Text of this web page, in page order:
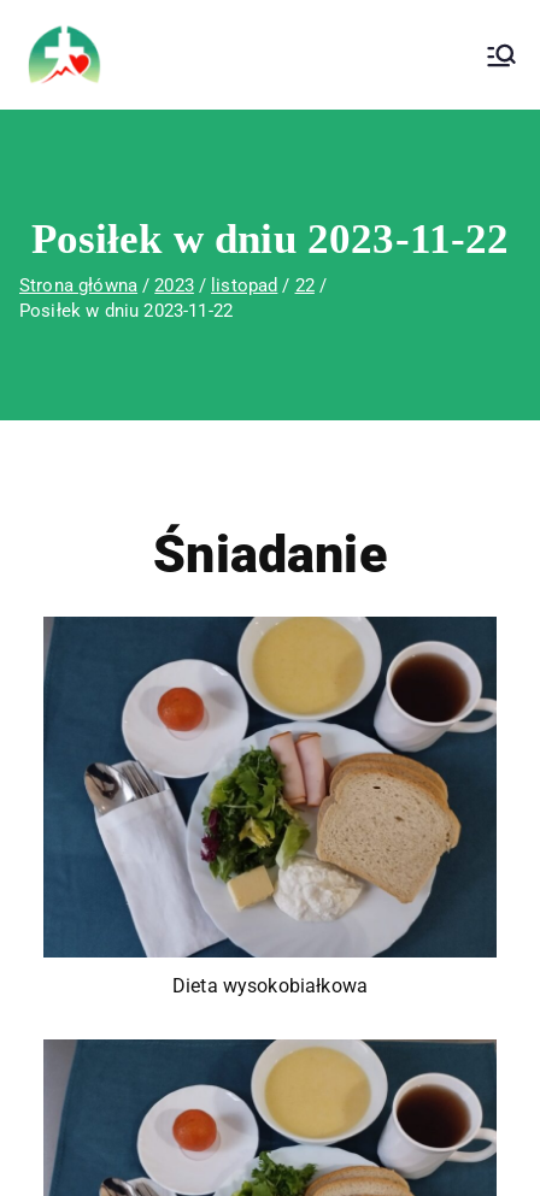
Wojewódzki Szpital Specjalistyczny im.
Św. Rafała w Czerwonej Górze
Posiłek w dniu 2023-11-22
Strona główna 2023 listopad
22
Posiłek w dniu 2023-11-22
Śniadanie
Dieta wysokobiałkowa